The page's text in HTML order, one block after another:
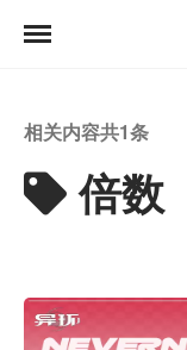
相关内容共1条
倍数